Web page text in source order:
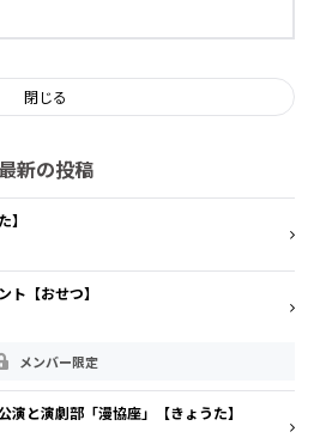
閉じる
最新の投稿
】
ト【おせつ】
メンバー限定
演と演劇部「漫協座」【きょうた】